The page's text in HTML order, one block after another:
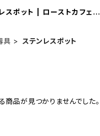
スポット | ローストカフェ u
具 ステンレスポット
商品が見つかりませんでした。